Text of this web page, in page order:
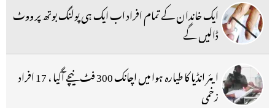
ایک خاندان کے تمام افراد اب ایک ہی پولنگ بوتھ پر ووٹ
ڈالیں گے
ایئر انڈیا کا طیارہ ہوا میں اچانک 300 فٹ نیچے آگیا ، 17 افراد
زخمی